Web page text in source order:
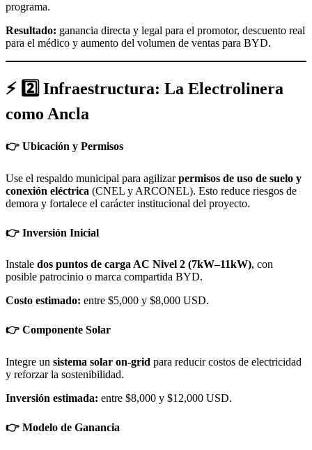
programa.
Resultado: ganancia directa y legal para el promotor, descuento real
para el médico y aumento del volumen de ventas para BYD.
⚡ 2️⃣ Infraestructura: La Electrolinera
como Ancla
👉 Ubicación y Permisos
Use el respaldo municipal para agilizarpermisos de uso de suelo y
conexión eléctrica (CNEL y ARCONEL). Esto reduce riesgos de
demora y fortalece el carácter institucional del proyecto.
👉 Inversión Inicial
Instale dos puntos de carga AC Nivel 2 (7kW–11kW), con
posible patrocinio o marca compartida BYD.
Costo estimado: entre $5,000 y $8,000 USD.
👉 Componente Solar
Integre un sistema solar on-grid para reducir costos de electricidad
y reforzar la sostenibilidad.
Inversión estimada: entre $8,000 y $12,000 USD.
👉 Modelo de Ganancia